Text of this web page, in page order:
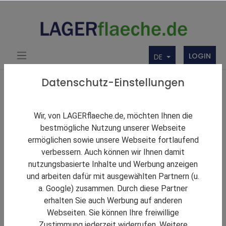
DE LOGIN
Themen Rund um Lager und LAGERflaeche.de
Parkerweiterung um 27.500 m²
Datenschutz-Einstellungen
Wir, von LAGERflaeche.de, möchten Ihnen die
bestmögliche Nutzung unserer Webseite
ermöglichen sowie unsere Webseite fortlaufend
verbessern. Auch können wir Ihnen damit
nutzungsbasierte Inhalte und Werbung anzeigen
und arbeiten dafür mit ausgewählten Partnern (u.
a. Google) zusammen. Durch diese Partner
erhalten Sie auch Werbung auf anderen
Webseiten. Sie können Ihre freiwillige